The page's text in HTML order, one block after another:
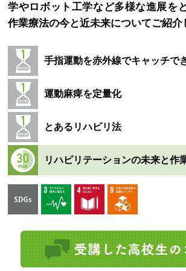
学やロボット工学など多様な進展を
作業療法の今と近未来についてご紹介
手指運動を赤外線でキャッチで
運動麻痺を定量化
とあるリハビリ法
リハビリテーションの未来と作